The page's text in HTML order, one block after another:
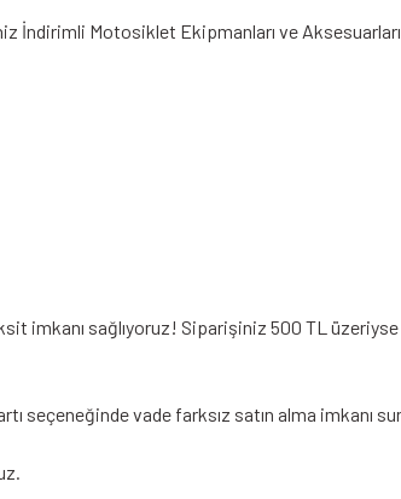
İndirimli Motosiklet Ekipmanları ve
imkanı sağlıyoruz! Siparişiniz 500 TL
seçeneğinde vade farksız satın alma imkanı